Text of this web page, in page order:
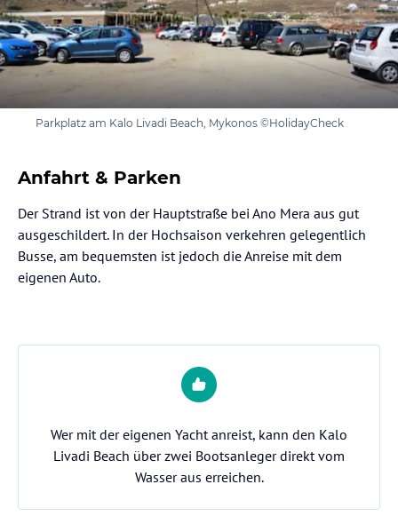
Parkplatz am Kalo Livadi Beach, Mykonos ©HolidayCheck
Anfahrt & Parken
Der Strand ist von der Hauptstraße bei Ano Mera aus gut
ausgeschildert. In der Hochsaison verkehren gelegentlich
Busse, am bequemsten ist jedoch die Anreise mit dem
eigenen Auto.
Wer mit der eigenen Yacht anreist, kann den Kalo
Livadi Beach über zwei Bootsanleger direkt vom
Wasser aus erreichen.